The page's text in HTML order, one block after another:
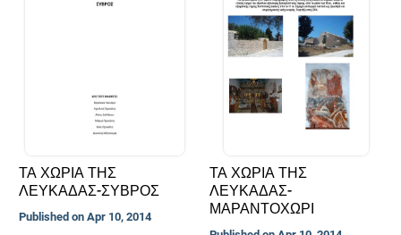
ΤΑ ΧΩΡΙΑ ΤΗΣ
ΛΕΥΚΑΔΑΣ-ΣΥΒΡΟΣ
Published on Apr 10, 2014
ΤΑ ΧΩΡΙΑ ΤΗΣ
ΛΕΥΚΑΔΑΣ-
ΜΑΡΑΝΤΟΧΩΡΙ